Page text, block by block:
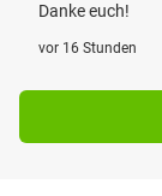
Danke euch!
vor 16 Stunden